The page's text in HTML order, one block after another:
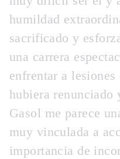
humildad
sacrificado y
una carrera
enfrentar a
hubiera renunciado
Gasol me parece
muy vinculada a
importancia de